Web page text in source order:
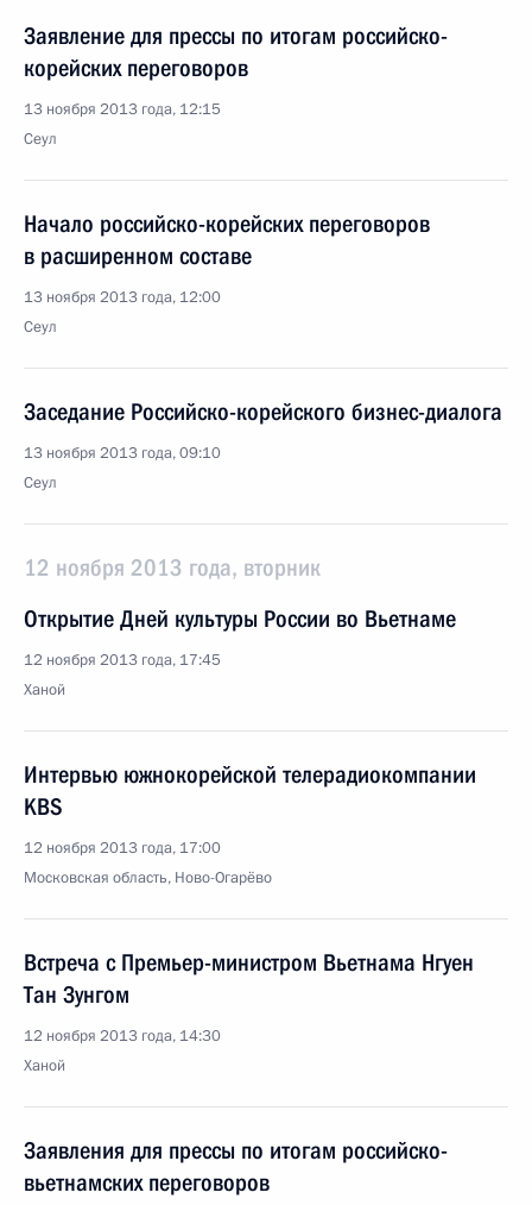
Заявление для прессы по итогам российско-
корейских переговоров
13 ноября 2013 года, 12:15
Сеул
Начало российско-корейских переговоров
в расширенном составе
13 ноября 2013 года, 12:00
Сеул
Заседание Российско-корейского бизнес-диалога
13 ноября 2013 года, 09:10
Сеул
12 ноября 2013 года, вторник
Открытие Дней культуры России во Вьетнаме
12 ноября 2013 года, 17:45
Ханой
Интервью южнокорейской телерадиокомпании
KBS
12 ноября 2013 года, 17:00
Московская область, Ново-Огарёво
Встреча с Премьер-министром Вьетнама Нгуен
Тан Зунгом
12 ноября 2013 года, 14:30
Ханой
Заявления для прессы по итогам российско-
вьетнамских переговоров